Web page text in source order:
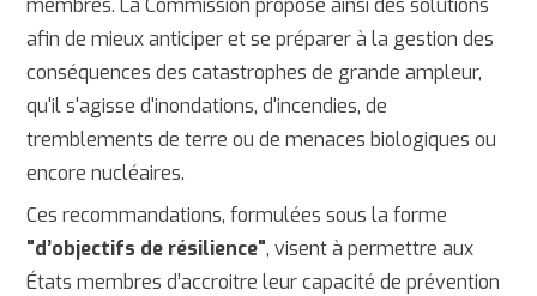
membres. La Commission propose ainsi des solutions
afin de mieux anticiper et se préparer à la gestion des
conséquences des catastrophes de grande ampleur,
qu'il s'agisse d'inondations, d'incendies, de
tremblements de terre ou de menaces biologiques ou
encore nucléaires.
Ces recommandations, formulées sous la forme
"d’objectifs de résilience", visent à permettre aux
États membres d’accroitre leur capacité de prévention